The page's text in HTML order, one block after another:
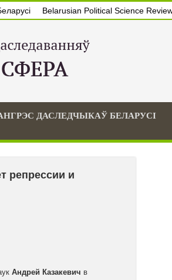
Belarusian Political Science
ДАСЛЕДЧЫКАЎ БЕЛАРУСІ
репрессии и
Андрей Казакевич в